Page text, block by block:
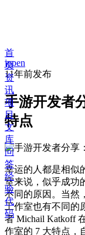
首
页
资
讯
项
目
文
库
问
答
经
验
代
码
jopen
11年前发布
手游开发者
特点
幸运的人都是相似
室来说，似乎成功
不同的原因。当然
工作室也有不同的
者 Michail Katkoff
作室的 7 大特点，